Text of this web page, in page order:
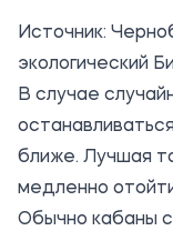
Источник:
экологический
В случае
ближе. Лучшая
медленно
Обычно кабаны